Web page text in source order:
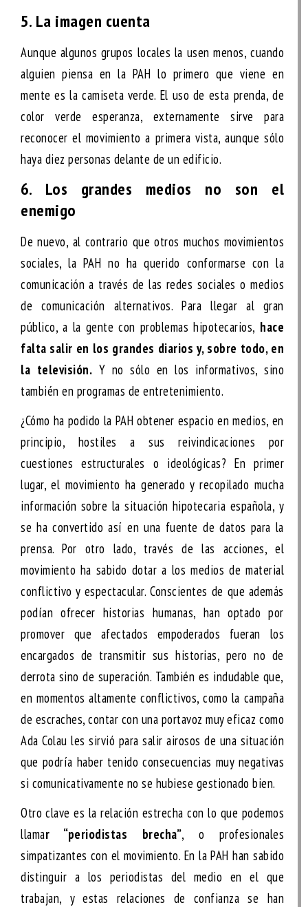
5. La imagen cuenta
Aunque algunos grupos locales la usen menos, cuando
alguien piensa en la PAH lo primero que viene en
mente es la camiseta verde. El uso de esta prenda, de
color verde esperanza, externamente sirve para
reconocer el movimiento a primera vista, aunque sólo
haya diez personas delante de un edificio.
6. Los grandes medios no son el
enemigo
De nuevo, al contrario que otros muchos movimientos
sociales, la PAH no ha querido conformarse con la
comunicación a través de las redes sociales o medios
de comunicación alternativos. Para llegar al gran
público, a la gente con problemas hipotecarios, hace
falta salir en los grandes diarios y, sobre todo, en
la televisión. Y no sólo en los informativos, sino
también en programas de entretenimiento.
¿Cómo ha podido la PAH obtener espacio en medios, en
principio, hostiles a sus reivindicaciones por
cuestiones estructurales o ideológicas? En primer
lugar, el movimiento ha generado y recopilado mucha
información sobre la situación hipotecaria española, y
se ha convertido así en una fuente de datos para la
prensa. Por otro lado, través de las acciones, el
movimiento ha sabido dotar a los medios de material
conflictivo y espectacular. Conscientes de que además
podían ofrecer historias humanas, han optado por
promover que afectados empoderados fueran los
encargados de transmitir sus historias, pero no de
derrota sino de superación. También es indudable que,
en momentos altamente conflictivos, como la campaña
de escraches, contar con una portavoz muy eficaz como
Ada Colau les sirvió para salir airosos de una situación
que podría haber tenido consecuencias muy negativas
si comunicativamente no se hubiese gestionado bien.
Otro clave es la relación estrecha con lo que podemos
llamar “periodistas brecha”, o profesionales
simpatizantes con el movimiento. En la PAH han sabido
distinguir a los periodistas del medio en el que
trabajan, y estas relaciones de confianza se han